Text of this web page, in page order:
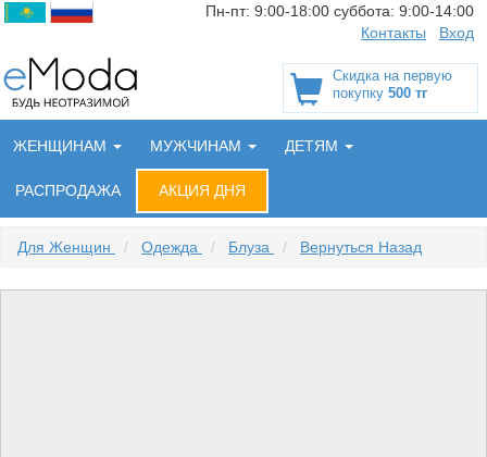
Пн-пт: 9:00-18:00 суббота: 9:00-14:00
Контакты
Вход
Скидка на первую
покупку 500 тг
ЖЕНЩИНАМ МУЖЧИНАМ ДЕТЯМ
РАСПРОДАЖА АКЦИЯ ДНЯ
Для Женщин / Одежда / Блуза / Вернуться Назад